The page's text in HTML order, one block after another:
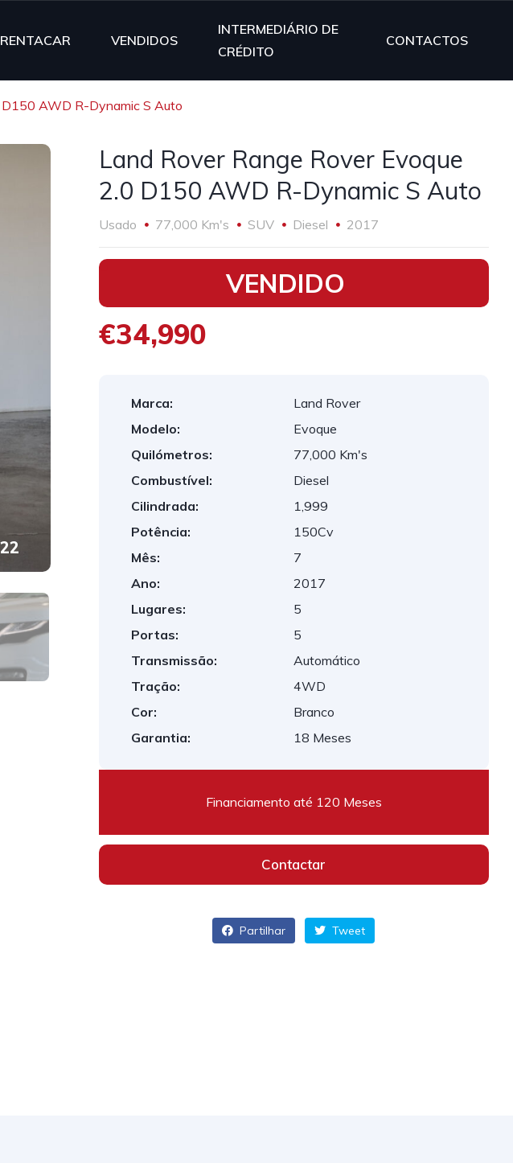
RENTACAR VENDIDOS
INTERMEDIÁRIO DE
CRÉDITO
CONTACTOS
AWD R-Dynamic S Auto
22
Land Rover Range Rover Evoque
2.0 D150 AWD R-Dynamic S Auto
Usado 77,000 Km's SUV Diesel 2017
•
VENDIDO
€34,990
Marca:
Land Rover
Modelo:
Evoque
Quilómetros:
77,000 Km's
Combustível:
Diesel
Cilindrada:
1,999
Potência:
150Cv
Mês:
7
Ano:
2017
Lugares:
5
Portas:
5
Transmissão:
Automático
Tração:
4WD
Cor:
Branco
Garantia:
18 Meses
Financiamento até 120 Meses
Contactar
Partilhar Tweet